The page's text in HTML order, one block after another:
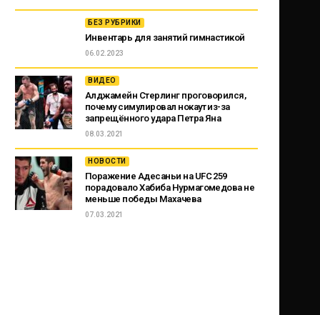
БЕЗ РУБРИКИ
Инвентарь для занятий гимнастикой
06.02.2023
ВИДЕО
Алджамейн Стерлинг проговорился,
почему симулировал нокаут из-за
запрещённого удара Петра Яна
08.03.2021
НОВОСТИ
Поражение Адесаньи на UFC 259
порадовало Хабиба Нурмагомедова не
меньше победы Махачева
07.03.2021